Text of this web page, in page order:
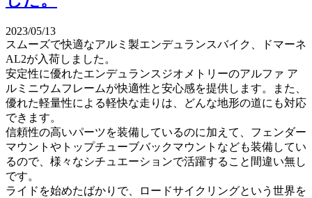
2023/05/13
スムーズで快適なアルミ製エンデュランスバイク、ドマーネ
AL2が入荷しました。
安定性に優れたエンデュランスジオメトリーのアルファ ア
ルミニウムフレームが快適性と安心感を提供します。また、
優れた軽量性による軽快な走りは、どんな地形の道にも対応
できます。
信頼性の高いパーツを装備しているのに加えて、フェンダー
マウントやトップチューブバックマウントなども装備してい
るので、様々なシチュエーションで活躍すること間違い無し
です。
ライドを始めたばかりで、ロードサイクリングという世界を